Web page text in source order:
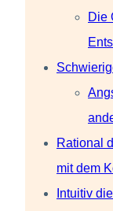
Die
Rational
mit dem
Intuitiv